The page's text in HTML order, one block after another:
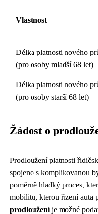
Vlastnost
Délka platnosti nového
(pro osoby mladší 68 let)
Délka platnosti nového
(pro osoby starší 68 let)
Žádost o
Prodloužení platnosti
spojeno s komplikovanou
poměrně hladký proces,
mobilitu, kterou řízení auta
prodlouženíje možné